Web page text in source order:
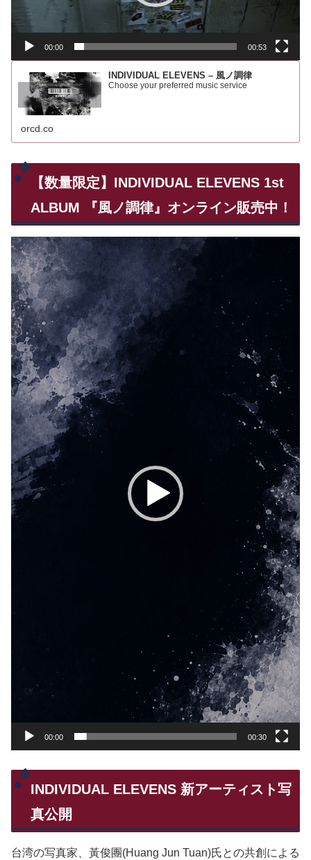
ー
00:00 00:53
INDIVIDUAL ELEVENS – 風ノ調律
Choose your preferred music service
orcd.co
【数量限定】INDIVIDUAL ELEVENS 1st
ALBUM 『風ノ調律』オンライン販売中！
動
画
プ
レ
ー
ヤ
ー
00:00 00:30
INDIVIDUAL ELEVENS 新アーティスト写
真公開
台湾の写真家、黃俊團(Huang Jun Tuan)氏との共創による